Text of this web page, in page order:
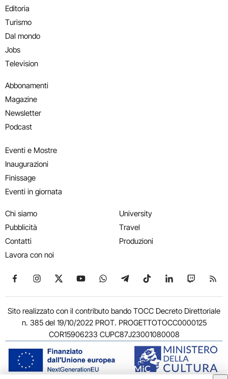
Editoria
Turismo
Dal mondo
Jobs
Television
Abbonamenti
Magazine
Newsletter
Podcast
Eventi e Mostre
Inaugurazioni
Finissage
Eventi in giornata
Chi siamo
Pubblicità
Contatti
Lavora con noi
University
Travel
Produzioni
Seguici su Facebook
Seguici su Instagram
Seguici su X
Seguici su YouTube
Seguici su WhatsApp
Seguici su Telegram
Seguici su TikTok
Seguici su
Seguici
Sito realizzato con il contributo bando TOCC Decreto Direttoriale
n. 385 del 19/10/2022 PROT. PROGETTOTOCC0000125
COR15906233 CUPC87J23001080008